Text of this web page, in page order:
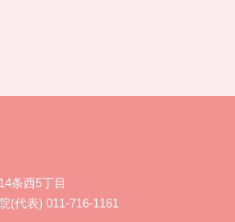
条西5丁目
(代表) 011-716-1161